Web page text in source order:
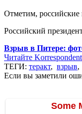
Отметим, российские
Российский
Взрыв в Питере:
Читайте
ТЕГИ: теракт, взрыв,
Если вы заметили